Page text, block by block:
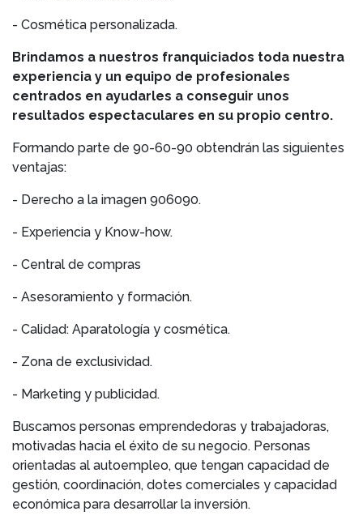
- Cosmética personalizada.
Brindamos a nuestros franquiciados toda nuestra
experiencia y un equipo de profesionales
centrados en ayudarles a conseguir unos
resultados espectaculares en su propio centro.
Formando parte de 90-60-90 obtendrán las siguientes
ventajas:
- Derecho a la imagen 906090.
- Experiencia y Know-how.
- Central de compras
- Asesoramiento y formación.
- Calidad: Aparatología y cosmética.
- Zona de exclusividad.
- Marketing y publicidad.
Buscamos personas emprendedoras y trabajadoras,
motivadas hacia el éxito de su negocio. Personas
orientadas al autoempleo, que tengan capacidad de
gestión, coordinación, dotes comerciales y capacidad
económica para desarrollar la inversión.